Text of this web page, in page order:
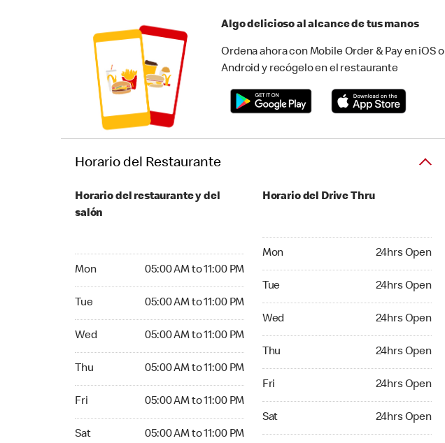
Algo delicioso al alcance de tus manos
Ordena ahora con Mobile Order & Pay en iOS o
Android y recógelo en el restaurante
Horario del Restaurante
Horario del restaurante y del
salón
Mon 05:00 AM to 11:00 PM
Tue 05:00 AM to 11:00 PM
Wed 05:00 AM to 11:00 PM
Thu 05:00 AM to 11:00 PM
Fri 05:00 AM to 11:00 PM
Sat 05:00 AM to 11:00 PM
Horario del Drive Thru
Mon 24hrs Open
Tue 24hrs Open
Wed 24hrs Open
Thu 24hrs Open
Fri 24hrs Open
Sat 24hrs Open